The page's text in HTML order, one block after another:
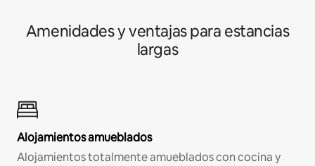
Amenidades y ventajas para estancias
largas
Alojamientos amueblados
Alojamientos totalmente amueblados con cocina y